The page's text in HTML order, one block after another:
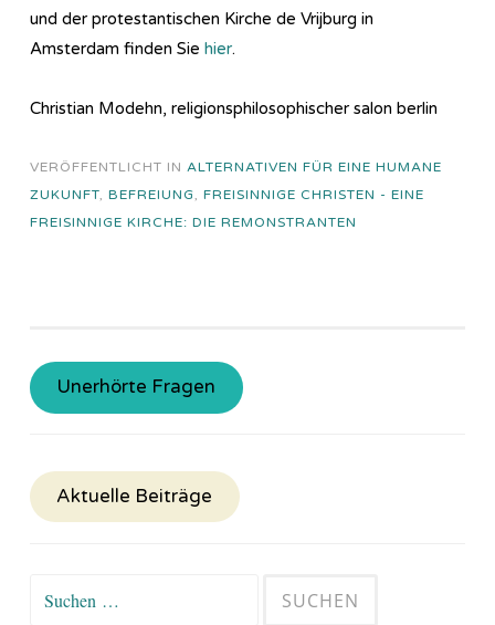
und der protestantischen Kirche de Vrijburg in
Amsterdam finden Sie hier.
Christian Modehn, religionsphilosophischer salon berlin
VERÖFFENTLICHT IN ALTERNATIVEN FÜR EINE HUMANE
ZUKUNFT, BEFREIUNG, FREISINNIGE CHRISTEN - EINE
FREISINNIGE KIRCHE: DIE REMONSTRANTEN
Unerhörte Fragen
Aktuelle Beiträge
Suchen